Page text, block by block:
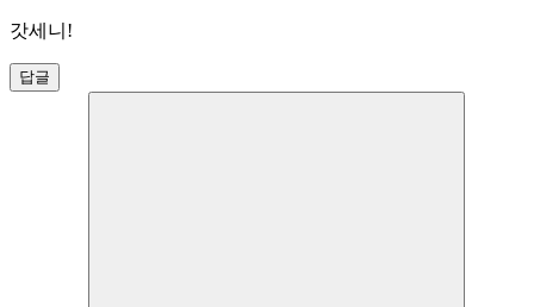
갓세니!
답글